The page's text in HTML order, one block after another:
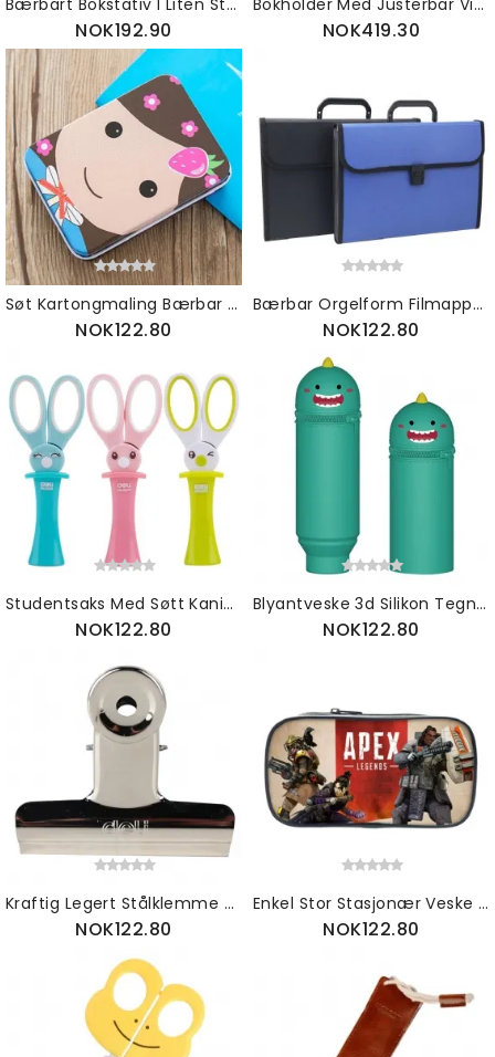
NOK192.90 NOK419.30
Søt Kartongmaling Bærbar Oppbevaringsboks For Små Blikkplater Bruddsikker Rustsikker Jernsmykker Godteri Oppbevaringsveske For Små Gjenstander
NOK122.80
Bærbar Orgelform Filmappe Med 13 Rom Holder Med Stor Kapasitet For Kontorskole
NOK122.80
Studentsaks Med Søtt Kaninmønster Håndarbeidskutter Med Magisk Hattformhåndtak
NOK122.80
Blyantveske 3d Silikon Tegneserieoppbevaringsboks Søt Med Glidelås Bærbar Håndholdt Skriveboks
NOK122.80
Kraftig Legert Stålklemme Med Elastisk Fjærlufttett Forseglingsklemme Skapekroker For Kontorskolekjøkken
NOK122.80
Enkel Stor Stasjonær Veske Kosmetisk Pennpose Blyantveske Med Kapasitet Og Glatt Glidelås
NOK122.80